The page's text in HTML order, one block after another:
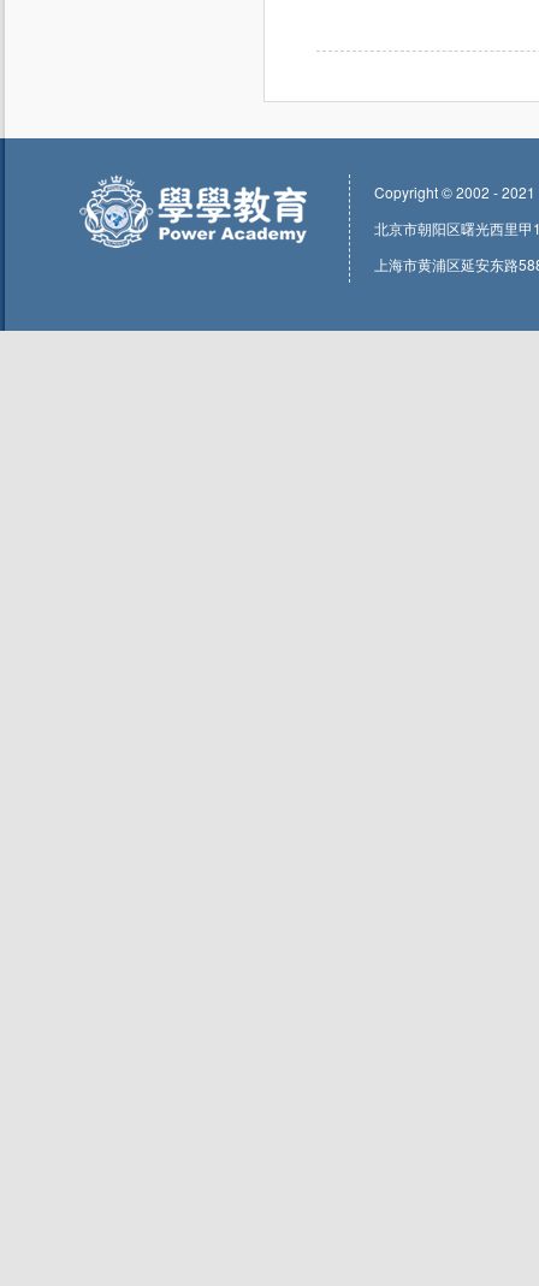
Copyright © 2002 -
北京市朝阳区曙光西里
上海市黄浦区延安东路